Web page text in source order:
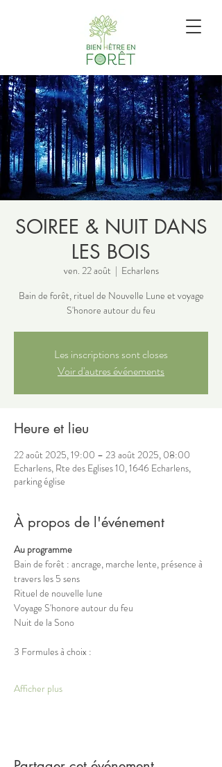
SOIREE & NUIT DANS
LES BOIS
ven. 22 août
  |
Echarlens
Bain de forêt, rituel de Nouvelle Lune et voyage
S'honore autour du feu
Les inscriptions sont closes
Voir d'autres événements
Heure et lieu
22 août 2025, 19:00 – 23 août 2025, 08:00
Echarlens, Rte des Eglises 10, 1646 Echarlens,
parking église
À propos de l'événement
Au programme
Bain de forêt : ancrage, marche lente, présence à
travers les 5 sens
Rituel de nouvelle lune
Voyage S'honore autour du feu
Nuit de la Sono
3 Formules à choix :
Afficher plus